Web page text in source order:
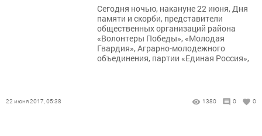
Сегодня ночью, накануне 22 июня, Дня
памяти и скорби, представители
общественных организаций района
«Волонтеры Победы», «Молодая
Гвардия», Аграрно-молодежного
объединения, партии «Единая Россия»,
22 июня 2017, 05:38 1380 0 0